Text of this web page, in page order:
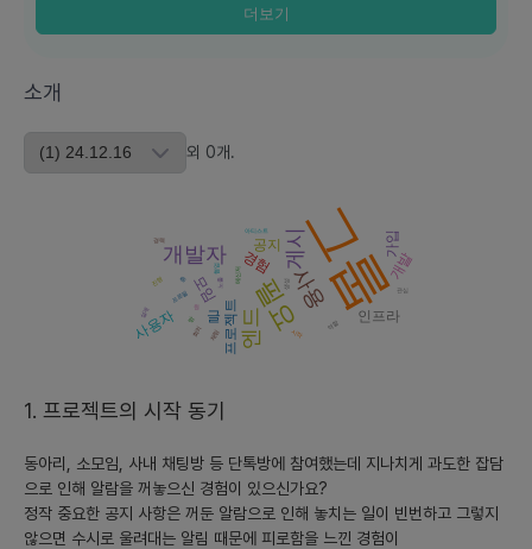
- **규모:** 비교적 작고 제한된 그룹 중심의 커뮤니티.
- **니즈:** 불필요한 알림을 줄이고 중요한 정보만 전달받고자 하
- **특성:** 확장된 사용층으로, 중소 기업의 팀이나 프로젝트 그
룹, 그리고 아티스트와 팬들 사이의 공식 소통 창구로 활용될 수 있
- **규모:** 사용자 수와 그룹 수의 증가, 특히 다양한 산업군으로
- **니즈:** 그룹별 맞춤 설정 및 보안/프라이버시 기능에 대한 필
- **규모:** 대형 엔터프라이즈 및 다양한 국가의 사용자 확보.
능 등.
### 2) 현재 시장성과 향후 3년간 시장 추세와 그 이유, 그리고 예
상 경쟁업체와 서비스에 대한 구체적인 설명
더보기
소개
외 0개.
그룹
필요사용
게시
엔드
개발자
프로젝트
경험
공지 가입
글
사용자
모임
개발
인프라
시작
채팅
방
메신저
프로필
노출 생성
층
아티스트
관심
회의
진행
협업
경력
역할
설계
1. 프로젝트의 시작 동기
동아리, 소모임, 사내 채팅방 등 단톡방에 참여했는데 지나치게 과도한 잡담
으로 인해 알람을 꺼놓으신 경험이 있으신가요?
정작 중요한 공지 사항은 꺼둔 알람으로 인해 놓치는 일이 빈번하고 그렇지
않으면 수시로 울려대는 알림 때문에 피로함을 느낀 경험이